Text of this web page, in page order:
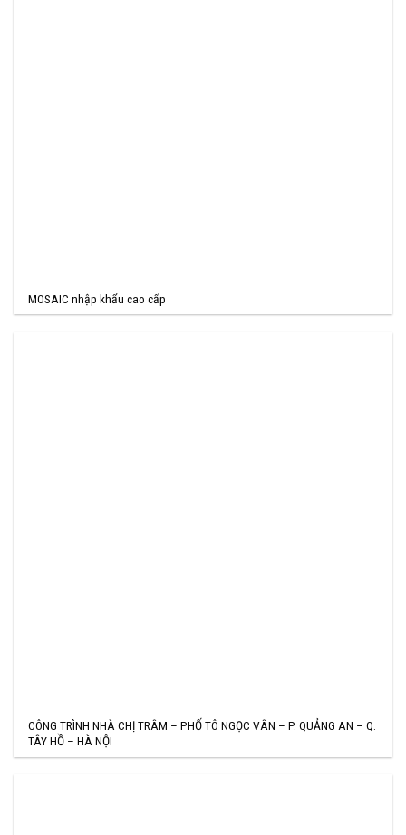
MOSAIC nhập khẩu cao cấp
CÔNG TRÌNH NHÀ CHỊ TRÂM – PHỐ TÔ NGỌC VÂN – P. QUẢNG AN – Q.
TÂY HỒ – HÀ NỘI